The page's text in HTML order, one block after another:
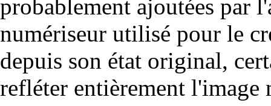
probablement ajoutées par
numériseur utilisé pour le
depuis son état original,
refléter entièrement l'image